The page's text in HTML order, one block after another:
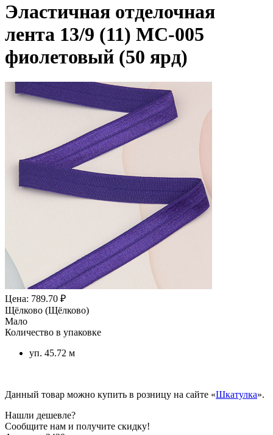
Эластичная отделочная
лента 13/9 (11) MC-005
фиолетовый (50 ярд)
Цена: 789.70 ₽
Щёлково (Щёлково)
Мало
Количество в упаковке
уп. 45.72 м
Данный товар можно купить в розницу на сайте «Шкатулка».
Нашли дешевле?
Сообщите нам и получите скидку!